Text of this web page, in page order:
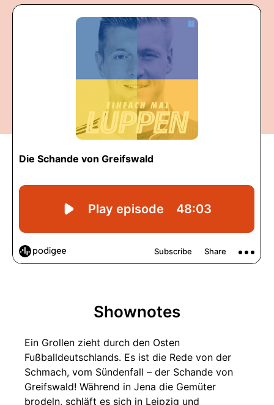
Shownotes
Ein Grollen zieht durch den Osten
Fußballdeutschlands. Es ist die Rede von der
Schmach, vom Sündenfall – der Schande von
Greifswald! Während in Jena die Gemüter
brodeln, schläft es sich in Leipzig und